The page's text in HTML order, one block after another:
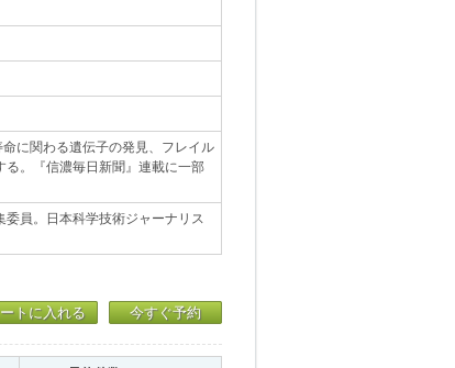
に関わる遺伝子の発見、フレイル
。『信濃毎日新聞』連載に一部
員。日本科学技術ジャーナリス
トに入れる 今すぐ予約